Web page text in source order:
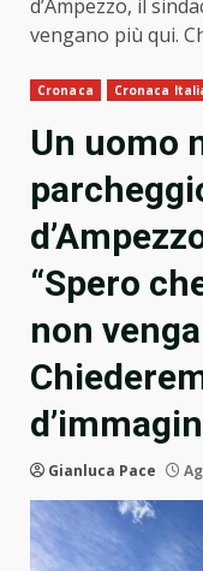
d’Ampezzo, il
vengano più qui.
Cronaca Cronaca
Un uomo
“Spero
non
Gianluca Pace